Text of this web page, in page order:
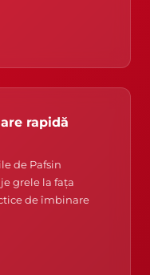
rapidă
de Pafsin
grele la fața
de îmbinare